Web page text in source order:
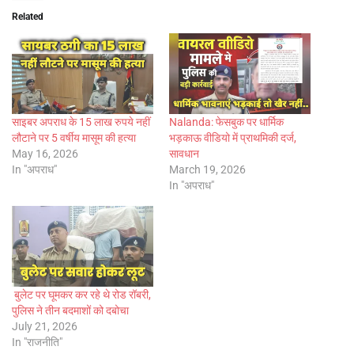
Related
साइबर अपराध के 15 लाख रुपये नहीं
लौटाने पर 5 वर्षीय मासूम की हत्या
May 16, 2026
In "अपराध"
Nalanda: फेसबुक पर धार्मिक
भड़काऊ वीडियो में प्राथमिकी दर्ज,
सावधान
March 19, 2026
In "अपराध"
बुलेट पर घूमकर कर रहे थे रोड रॉबरी,
पुलिस ने तीन बदमाशों को दबोचा
July 21, 2026
In "राजनीति"